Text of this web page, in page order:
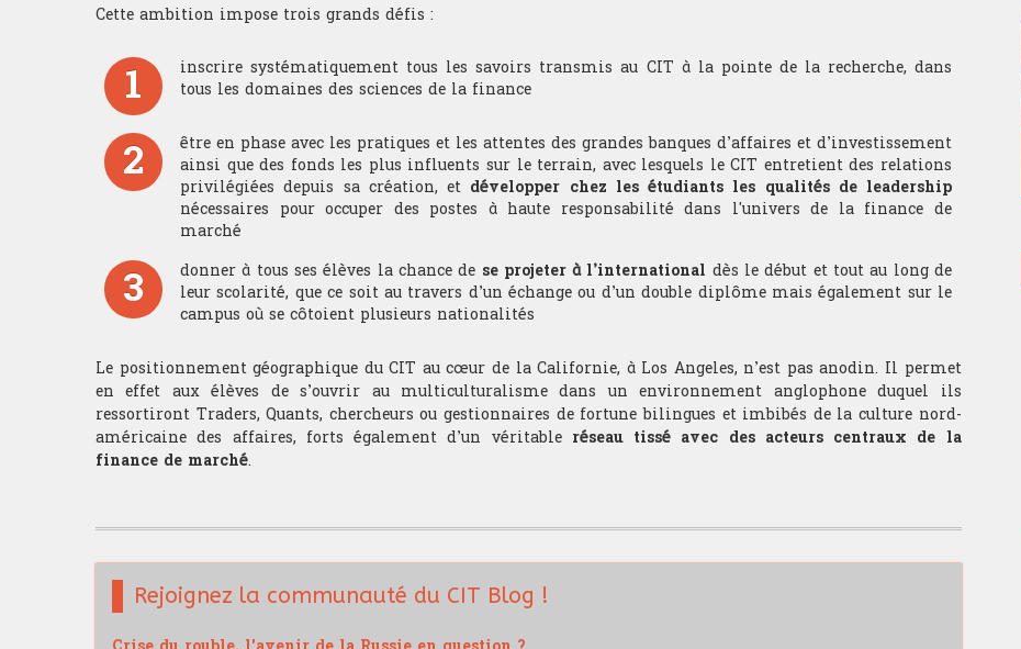
Cette ambition impose trois grands défis :
1
inscrire systématiquement tous les savoirs transmis au CIT à la pointe de la recherche, dans
tous les domaines des sciences de la finance
2
être en phase avec les pratiques et les attentes des grandes banques d’affaires et d’investissement
ainsi que des fonds les plus influents sur le terrain, avec lesquels le CIT entretient des relations
privilégiées depuis sa création, et développer chez les étudiants les qualités de leadership
nécessaires pour occuper des postes à haute responsabilité dans l'univers de la finance de
marché
3 donner à tous ses élèves la chance de se projeter à l’international dès le début et tout au long de
leur scolarité, que ce soit au travers d’un échange ou d’un double diplôme mais également sur le
campus où se côtoient plusieurs nationalités
Le positionnement géographique du CIT au cœur de la Californie, à Los Angeles, n’est pas anodin. Il permet
en effet aux élèves de s’ouvrir au multiculturalisme dans un environnement anglophone duquel ils
ressortiront Traders, Quants, chercheurs ou gestionnaires de fortune bilingues et imbibés de la culture nord-
américaine des affaires, forts également d’un véritable réseau tissé avec des acteurs centraux de la
finance de marché.
Rejoignez la communauté du CIT Blog !